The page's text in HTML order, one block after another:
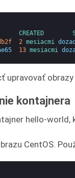
CREATED
2 mesiacmi
13 mesiacmi
kontajnera
hello-
CentOS.